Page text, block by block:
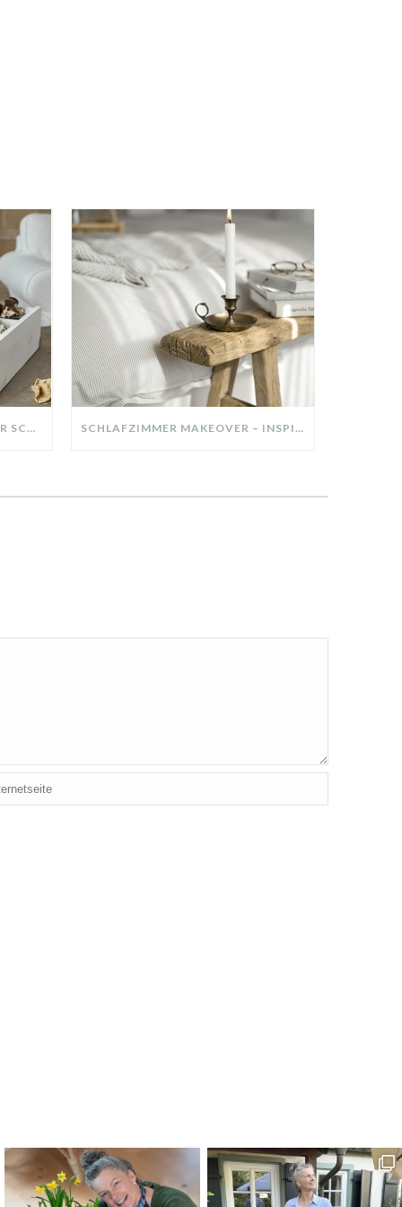
DIY-DEKO-TABLETT AUS ALTER SCHUBLADE – NACHHALTIGE HERBSTDEKO SELBER MACHEN! SCHLAFZIMMER MAKEOVER – INSPIRATION FÜR DEIN SCHLAFZIMMER: AUS ALT MACH NEU – HELL, GEMÜTLICH UND EINLADEND